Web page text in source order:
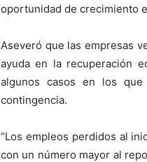
oportunidad de crecimiento
Aseveró que las empresas
ayuda en la recuperación
algunos casos en los
contingencia.
“Los empleos perdidos al
con un número mayor al